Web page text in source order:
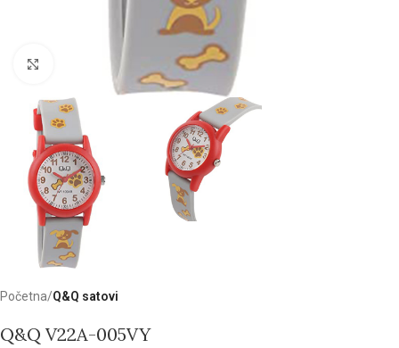
Click to enlarge
Početna Q&Q satovi
Q&Q V22A-005VY